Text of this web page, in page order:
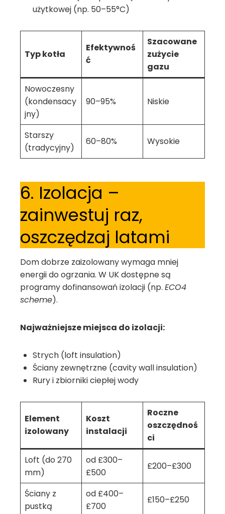
użytkowej (np. 50–55°C)
Typ kotła
Efektywnoś
ć
Szacowane
zużycie
gazu
Nowoczesny
(kondensacy
jny)
90–95% Niskie
Starszy
(tradycyjny)
60–80% Wysokie
6. Izolacja –
zainwestuj raz,
oszczędzaj latami
Dom dobrze zaizolowany wymaga mniej
energii do ogrzania. W UK dostępne są
programy dofinansowań izolacji (np. ECO4
scheme).
Najważniejsze miejsca do izolacji:
Strych (loft insulation)
Ściany zewnętrzne (cavity wall insulation)
Rury i zbiorniki ciepłej wody
Element
izolowany
Koszt
instalacji
Roczne
oszczędnoś
ci
Loft (do 270
mm)
od £300–
£500
£200–£300
Ściany z
pustką
od £400–
£700
£150–£250